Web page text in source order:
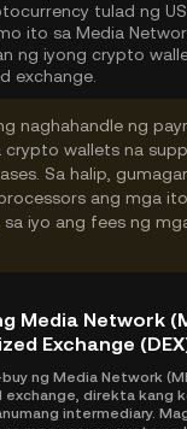
tulad ng
ito sa Media
ng iyong crypto
exchange.
naghahandle ng
crypto wallets na
Sa halip,
ang mga
sa iyo ang fees ng
Media Network
Exchange
ng Media Network
direkta kang
intermediary.